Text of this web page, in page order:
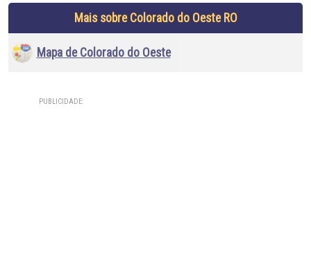
Mais sobre Colorado do Oeste RO
Mapa de Colorado do Oeste
PUBLICIDADE: